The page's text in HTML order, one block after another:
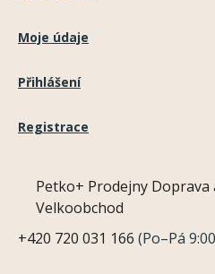
Moje údaje
Přihlášení
Registrace
Petko+ Prodejny Doprava
Velkoobchod
+420 720 031 166 (Po–Pá